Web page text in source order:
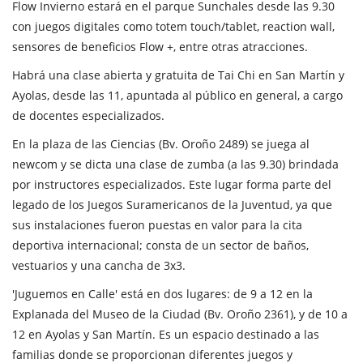
Flow Invierno estará en el parque Sunchales desde las 9.30
con juegos digitales como totem touch/tablet, reaction wall,
sensores de beneficios Flow +, entre otras atracciones.
Habrá una clase abierta y gratuita de Tai Chi en San Martín y
Ayolas, desde las 11, apuntada al público en general, a cargo
de docentes especializados.
En la plaza de las Ciencias (Bv. Oroño 2489) se juega al
newcom y se dicta una clase de zumba (a las 9.30) brindada
por instructores especializados. Este lugar forma parte del
legado de los Juegos Suramericanos de la Juventud, ya que
sus instalaciones fueron puestas en valor para la cita
deportiva internacional; consta de un sector de baños,
vestuarios y una cancha de 3x3.
'Juguemos en Calle' está en dos lugares: de 9 a 12 en la
Explanada del Museo de la Ciudad (Bv. Oroño 2361), y de 10 a
12 en Ayolas y San Martín. Es un espacio destinado a las
familias donde se proporcionan diferentes juegos y